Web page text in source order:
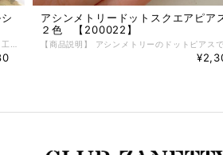
アシンメトリードットスクエアピア
２色 【200022】